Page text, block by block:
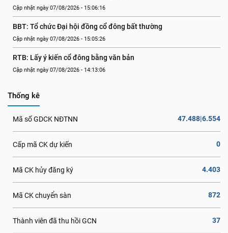
Cập nhật ngày 07/08/2026 - 15:06:16
BBT: Tổ chức Đại hội đồng cổ đông bất thường
Cập nhật ngày 07/08/2026 - 15:05:26
RTB: Lấy ý kiến cổ đông bằng văn bản
Cập nhật ngày 07/08/2026 - 14:13:06
Thống kê
Mã số GDCK NĐTNN 47.488|6.554
Cấp mã CK dự kiến 0
Mã CK hủy đăng ký 4.403
Mã CK chuyển sàn 872
Thành viên đã thu hồi GCN 37